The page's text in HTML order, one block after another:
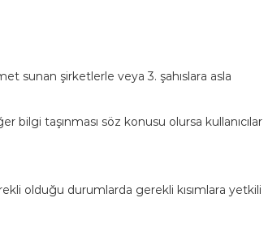
sunan şirketlerle veya 3. şahıslara asla
taşınması söz konusu olursa kullanıcılar
olduğu durumlarda gerekli kısımlara yetkili